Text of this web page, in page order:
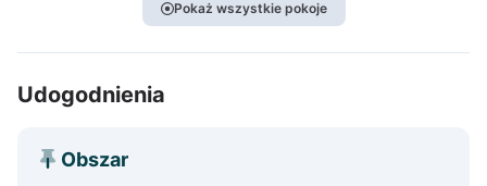
Pokaż wszystkie pokoje
Udogodnienia
Obszar